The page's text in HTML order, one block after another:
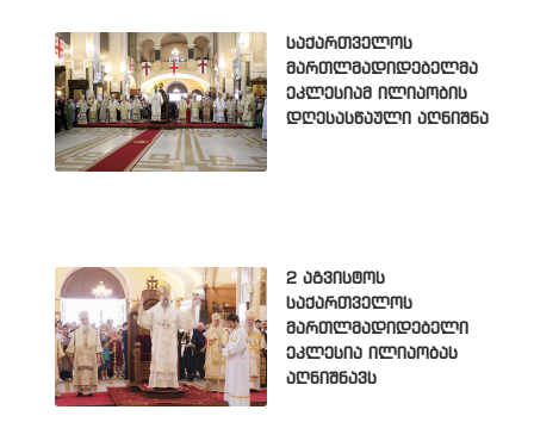
საქართველოს
მართლმადიდებელმა
ეკლესიამ ილიაობის
დღესასწაული აღნიშნა
2 აგვისტოს
საქართველოს
მართლმადიდებელი
ეკლესია ილიაობას
აღნიშნავს